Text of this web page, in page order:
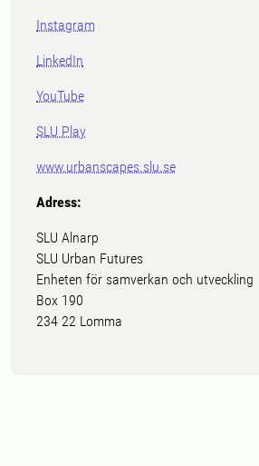
Instagram
LinkedIn
YouTube
SLU Play
www.urbanscapes.slu.se
Adress:
SLU Alnarp
SLU Urban Futures
Enheten för samverkan och utveckling
Box 190
234 22 Lomma